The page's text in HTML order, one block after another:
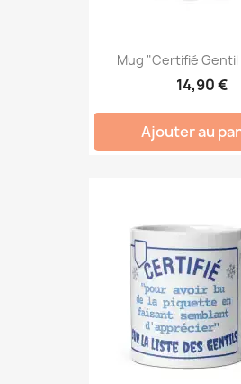
Mug "Certifié Gentil
14,90 €
Ajouter au